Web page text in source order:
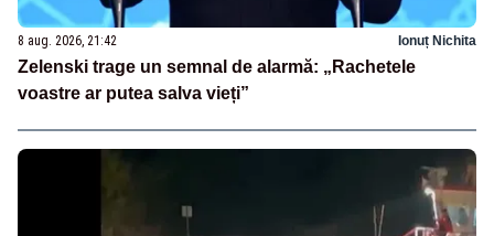
8 aug. 2026, 21:42 Ionuț Nichita
Zelenski trage un semnal de alarmă: „Rachetele
voastre ar putea salva vieți”